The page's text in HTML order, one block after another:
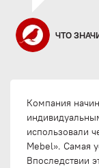
ЧТО
Компания
использовали
Mebel». Самая
Впоследствии